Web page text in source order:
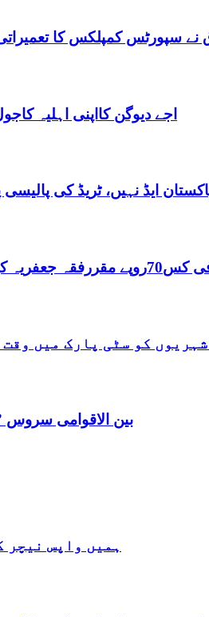
نے سپورٹس کمپلکس کا
اجے دیوگن کااپنی اہلیہ
ایڈ نہیں، ٹریڈ کی
100روپے مقرر
کو سٹی پارک میں
بین الاقوامی سروس
ہمیں واپس نیچر